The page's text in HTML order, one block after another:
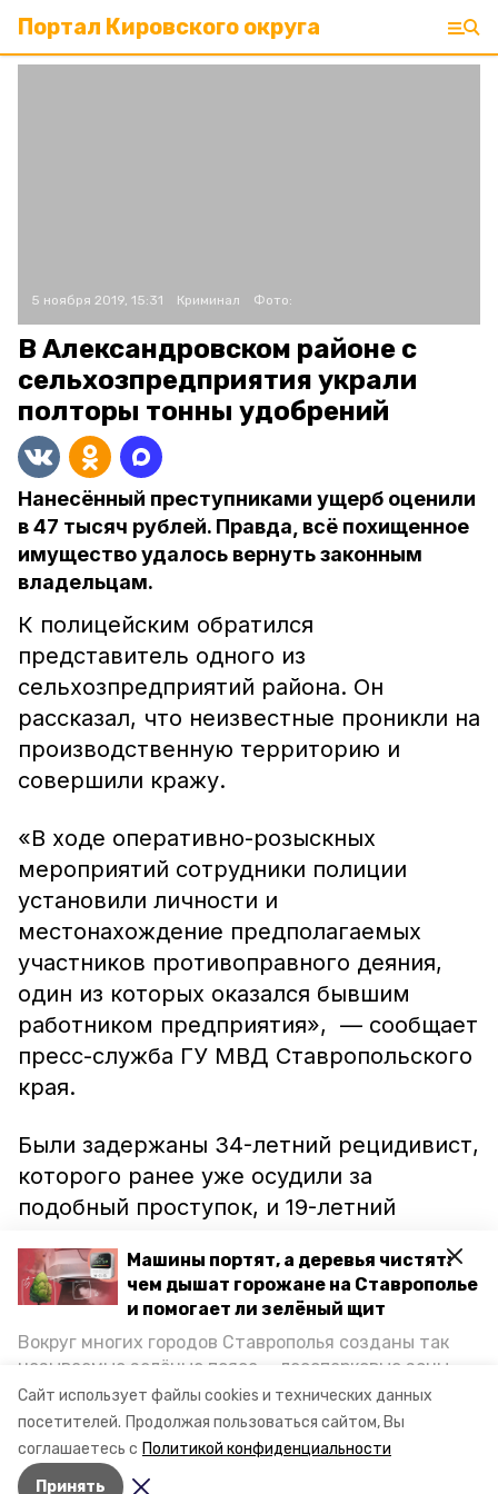
Сайт использует файлы cookies и технических данных
посетителей. Продолжая пользоваться сайтом, Вы
соглашаетесь с Политикой конфиденциальности
Принять
Машины портят, а деревья чистят:
чем дышат горожане на Ставрополье
и помогает ли зелёный щит
Вокруг многих городов Ставрополья созданы так
называемые зелёные пояса — лесопарковые зоны,
снижающие негативное воздействие выхлопных
газов на атмосферу. Справляются ли они с
постоянно растущим потоком автотранспорта и
каким воздухом дышат жители края, узнала
корреспондент «Победы26».
Портал Кировского округа
5 ноября 2019, 15:31 Криминал Фото:
В Александровском районе с
сельхозпредприятия украли
полторы тонны удобрений
Нанесённый преступниками ущерб оценили
в 47 тысяч рублей. Правда, всё похищенное
имущество удалось вернуть законным
владельцам.
К полицейским обратился
представитель одного из
сельхозпредприятий района. Он
рассказал, что неизвестные проникли на
производственную территорию и
совершили кражу.
«В ходе оперативно-розыскных
мероприятий сотрудники полиции
установили личности и
местонахождение предполагаемых
участников противоправного деяния,
один из которых оказался бывшим
работником предприятия», — сообщает
пресс-служба ГУ МВД Ставропольского
края.
Были задержаны 34-летний рецидивист,
которого ранее уже осудили за
подобный проступок, и 19-летний
сказали, что хотели продать удобрения.
Имущество вернули владельцу.
Ранее сообщалось, что в Пятигорске
мужчина пытался пронести мимо кассы
дорогой алкоголь ипопался.